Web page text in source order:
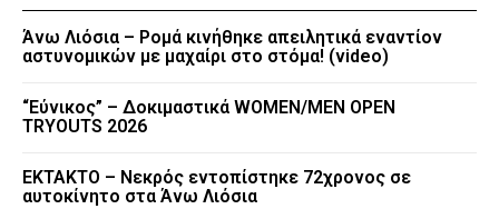
Άνω Λιόσια – Ρομά κινήθηκε απειλητικά εναντίον
αστυνομικών με μαχαίρι στο στόμα! (video)
“Εύνικος” – Δοκιμαστικά WOMEN/MEN OPEN
TRYOUTS 2026
EKTAKTO – Νεκρός εντοπίστηκε 72χρονος σε
αυτοκίνητο στα Άνω Λιόσια